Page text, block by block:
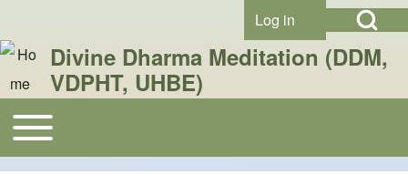
Open Search
User account menu
Log in
Divine Dharma Meditation (DDM,
VDPHT, UHBE)
Main navigation
Toggle main menu